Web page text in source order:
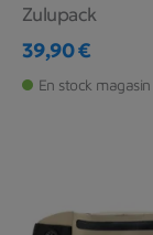
Zulupack
Prix
39,90 €
En stock magasin